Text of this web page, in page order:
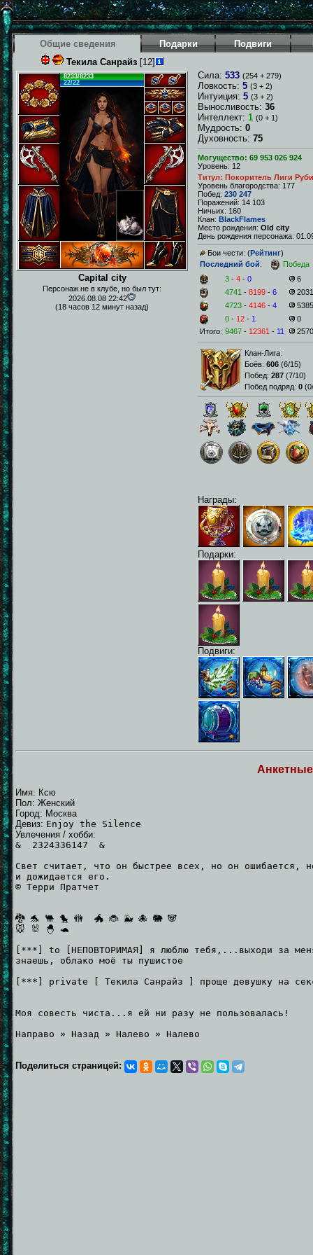
Общие сведения Подарки Подвиги
Текила Санрайз[12]
8233/8233
22/22
Capital city
Персонаж не в клубе, но был тут:
2026.08.08 22:42
(18 часов 12 минут назад)
Сила: 533 (254 + 279)
Ловкость: 5 (3 + 2)
Интуиция: 5 (3 + 2)
Выносливость: 36
Интеллект: 1 (0 + 1)
Мудрость: 0
Духовность: 75
Могущество: 69 953 026 924
Уровень: 12
Титул: Покоритель Лиги
Уровень благородства: 177
Побед: 230 247
Поражений: 14 103
Ничьих: 160
Клан: BlackFlames
Место рождения: Old city
День рождения персонажа:
Бои чести: (Рейтинг)
Последний бой:
Победа
3 - 4 - 0
6
4741 - 8199 - 6
4723 - 4146 - 4
5385
0 - 12 - 1
0
Итого: 9467 - 12361 - 11
Клан-Лига:
Боёв: 606 (6/15)
Побед: 287 (7/10)
Побед подряд: 0 (
Награды:
Подарки:
Подвиги:
Имя: Ксю
Пол: Женский
Город: Москва
Девиз: Enjoy the Silence
Увлечения / хобби:
& 2324336147 &
Свет считает, что он быстрее всех, но он ошибается,
и дожидается его.
© Терри Пратчет
🐉 🐬 🐫 🐤 🚻 🐲 🐞 🐳 🐙 🐘 🐼
🐭 🐰 🐣 🐢
[***] to [НЕПОВТОРИМАЯ] я люблю тебя,...выходи за
знаешь, облако моё ты пушистое
[***] private [ Текила Санрайз ] проще девушку на
Моя совесть чиста...я ей ни разу не пользовалась!
Направо » Назад » Налево » Налево
Поделиться страницей: